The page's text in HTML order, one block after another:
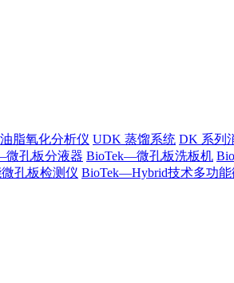
油脂氧化分析仪 UDK 蒸馏系统 DK 系列
微孔板分液器 BioTek—微孔板洗板机
孔板检测仪 BioTek—Hybrid技术多功